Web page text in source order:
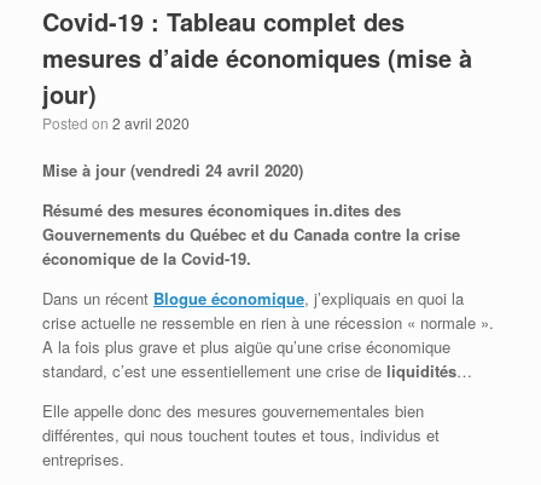
Covid-19 : Tableau complet des
mesures d’aide économiques (mise à
jour)
Posted on 2 avril 2020
Mise à jour (vendredi 24 avril 2020)
Résumé des mesures économiques in.dites des
Gouvernements du Québec et du Canada contre la crise
économique de la Covid-19.
Dans un récent Blogue économique, j’expliquais en quoi la
crise actuelle ne ressemble en rien à une récession « normale ».
A la fois plus grave et plus aigüe qu’une crise économique
standard, c’est une essentiellement une crise de liquidités…
Elle appelle donc des mesures gouvernementales bien
différentes, qui nous touchent toutes et tous, individus et
entreprises.